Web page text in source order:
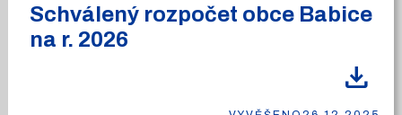
Schválený rozpočet obce Babice
na r. 2026
download